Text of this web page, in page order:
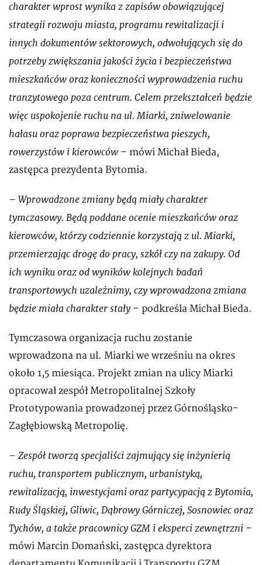
charakter wprost wynika z zapisów obowiązującej
strategii rozwoju miasta, programu rewitalizacji i
innych dokumentów sektorowych, odwołujących się do
potrzeby zwiększania jakości życia i bezpieczeństwa
mieszkańców oraz konieczności wyprowadzenia ruchu
tranzytowego poza centrum. Celem przekształceń będzie
więc uspokojenie ruchu na ul. Miarki, zniwelowanie
hałasu oraz poprawa bezpieczeństwa pieszych,
rowerzystów i kierowców – mówi Michał Bieda,
zastępca prezydenta Bytomia.
– Wprowadzone zmiany będą miały charakter
tymczasowy. Będą poddane ocenie mieszkańców oraz
kierowców, którzy codziennie korzystają z ul. Miarki,
przemierzając drogę do pracy, szkół czy na zakupy. Od
ich wyniku oraz od wyników kolejnych badań
transportowych uzależnimy, czy wprowadzona zmiana
będzie miała charakter stały – podkreśla Michał Bieda.
Tymczasowa organizacja ruchu zostanie
wprowadzona na ul. Miarki we wrześniu na okres
około 1,5 miesiąca. Projekt zmian na ulicy Miarki
opracował zespół Metropolitalnej Szkoły
Prototypowania prowadzonej przez Górnośląsko-
Zagłębiowską Metropolię.
– Zespół tworzą specjaliści zajmujący się inżynierią
ruchu, transportem publicznym, urbanistyką,
rewitalizacją, inwestycjami oraz partycypacją z Bytomia,
Rudy Śląskiej, Gliwic, Dąbrowy Górniczej, Sosnowiec oraz
Tychów, a także pracownicy GZM i eksperci zewnętrzni –
mówi Marcin Domański, zastępca dyrektora